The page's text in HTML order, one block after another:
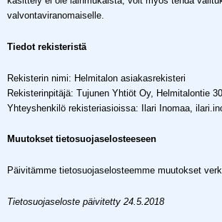
valvontaviranomaiselle.
Tiedot rekisteristä
Rekisterin nimi: Helmitalon asiakasrekisteri
Rekisterinpitäjä: Tujunen Yhtiöt Oy, Helmitalontie
Yhteyshenkilö rekisteriasioissa: Ilari Inomaa,
Muutokset tietosuojaselosteeseen
Päivitämme tietosuojaselosteemme muutokset
Tietosuojaseloste päivitetty 24.5.2018